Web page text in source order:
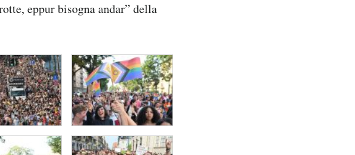
eppur bisogna andar” della